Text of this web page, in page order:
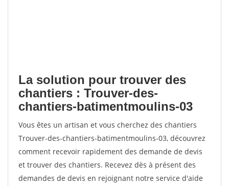
La solution pour trouver des
chantiers : Trouver-des-
chantiers-batimentmoulins-03
Vous êtes un artisan et vous cherchez des chantiers
Trouver-des-chantiers-batimentmoulins-03, découvrez
comment recevoir rapidement des demande de devis
et trouver des chantiers. Recevez dès à présent des
demandes de devis en rejoignant notre service d'aide